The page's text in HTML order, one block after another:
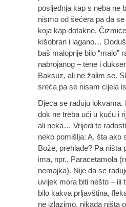
posljednja kap s neba ne
nismo od šećera pa da
koja kap dotakne.
kišobran i lagano…
baš maloprije bilo “malo”
nabrojanog – tene i
Baksuz, ali ne žalim se.
sreća pa se nisam cijela
Djeca se raduju
dok ne treba ući u kuću i
ali neka… Vrijedi te
neko pomišlja: A, šta ako
Bože, prehlade? Pa ništa
ima, npr., Paracetamola
nemajka). Nije da se
uvijek mora biti nešto – ili
bilo kakva prljavština,
ne izlazimo, nikada ništa